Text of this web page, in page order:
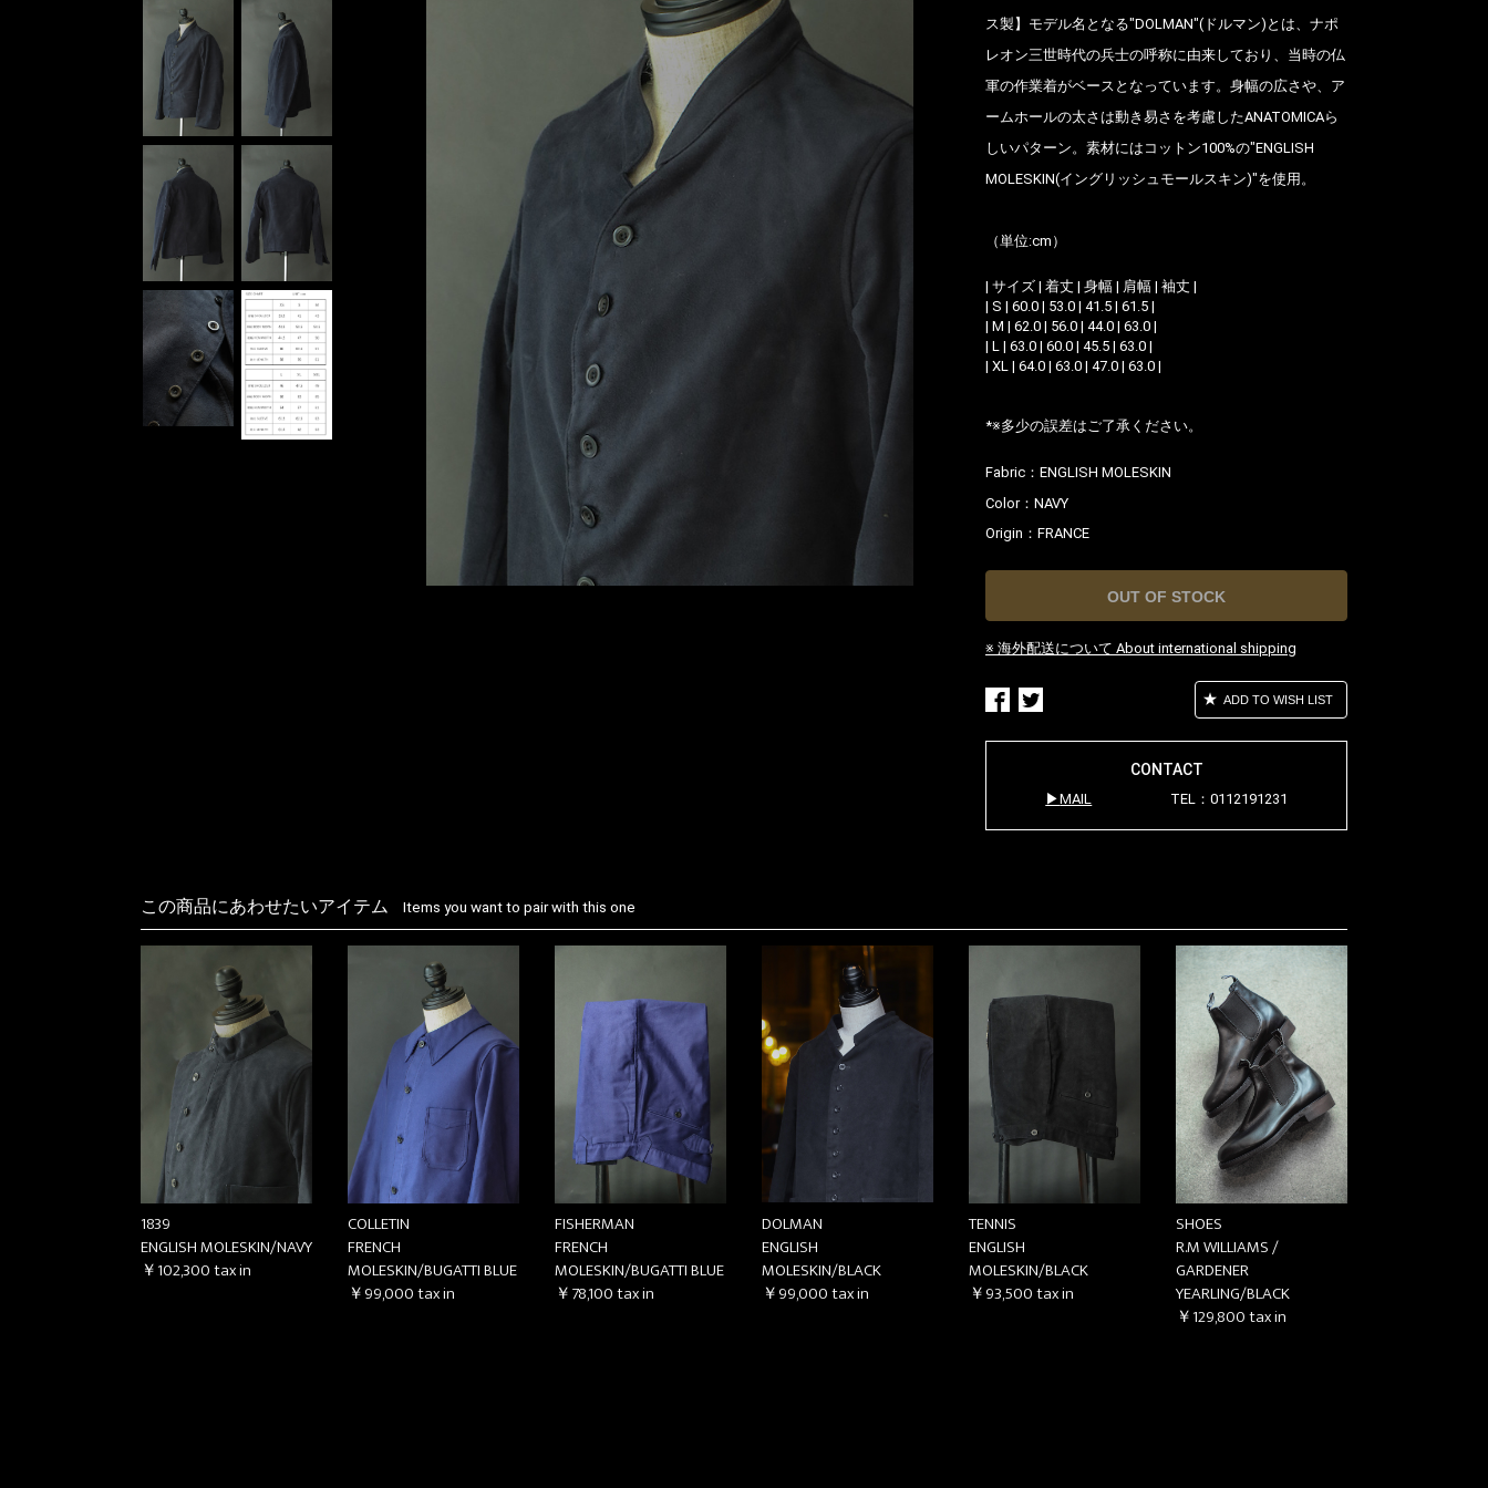
ス製】モデル名となる"DOLMAN"(ドルマン)とは、ナポ
レオン三世時代の兵士の呼称に由来しており、当時の仏
軍の作業着がベースとなっています。身幅の広さや、ア
ームホールの太さは動き易さを考慮したANATOMICAら
しいパターン。素材にはコットン100%の"ENGLISH
MOLESKIN(イングリッシュモールスキン)"を使用。
（単位:cm）
| サイズ | 着丈 | 身幅 | 肩幅 | 袖丈 |
| S | 60.0 | 53.0 | 41.5 | 61.5 |
| M | 62.0 | 56.0 | 44.0 | 63.0 |
| L | 63.0 | 60.0 | 45.5 | 63.0 |
| XL | 64.0 | 63.0 | 47.0 | 63.0 |
*※多少の誤差はご了承ください。
Fabric： ENGLISH MOLESKIN
Color： NAVY
Origin： FRANCE
OUT OF STOCK
※ 海外配送について About international shipping
ADD TO WISH LIST
CONTACT
MAIL TEL：0112191231
この商品にあわせたいアイテム Items you want to pair with this one
1839
ENGLISH MOLESKIN/NAVY
￥102,300tax in
COLLETIN
FRENCH
MOLESKIN/BUGATTI BLUE
￥99,000tax in
FISHERMAN
FRENCH
MOLESKIN/BUGATTI BLUE
￥78,100tax in
DOLMAN
ENGLISH
MOLESKIN/BLACK
￥99,000tax in
TENNIS
ENGLISH
MOLESKIN/BLACK
￥93,500tax in
SHOES
R.M WILLIAMS /
GARDENER
YEARLING/BLACK
￥129,800tax in